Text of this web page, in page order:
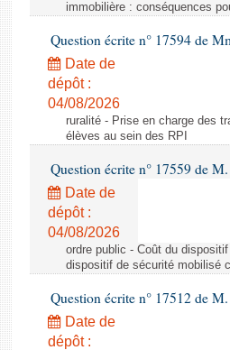
immobilière : conséquences
Question écrite n° 17594 de
Date de
dépôt :
04/08/2026
ruralité - Prise en charge des
élèves au sein des RPI
Question écrite n° 17559 de
Date de
dépôt :
04/08/2026
ordre public - Coût du
dispositif de sécurité mobilisé
Question écrite n° 17512 de
Date de
dépôt :